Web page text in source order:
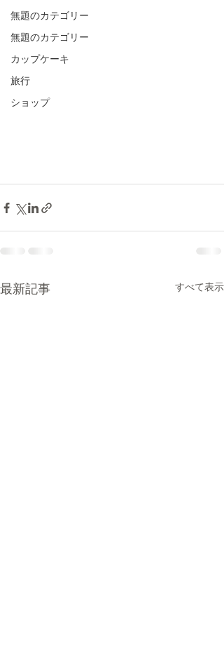
無題のカテゴリー
無題のカテゴリー
カップケーキ
旅行
ショップ
最新記事 すべて表示